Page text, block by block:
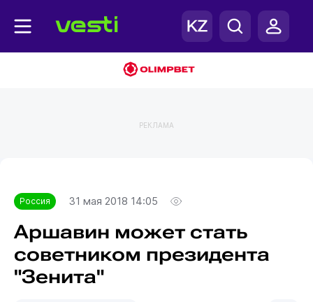
РЕКЛАМА
Россия 31 мая 2018 14:05
Аршавин может стать
советником президента
"Зенита"